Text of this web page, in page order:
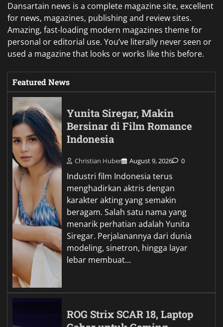
Dansartain news is a complete magazine site, excellent
for news, magazines, publishing and review sites.
Amazing, fast-loading modern magazines theme for
personal or editorial use. You’ve literally never seen or
used a magazine that looks or works like this before.
Featured News
Yunita Siregar, Makin
Bersinar di Film Romance
Indonesia
Christian Huber August 9, 2026 0
Industri film Indonesia terus
menghadirkan aktris dengan
karakter akting yang semakin
beragam. Salah satu nama yang
menarik perhatian adalah Yunita
Siregar. Perjalanannya dari dunia
modeling, sinetron, hingga layar
lebar membuat…
ROG Strix SCAR 18, Laptop